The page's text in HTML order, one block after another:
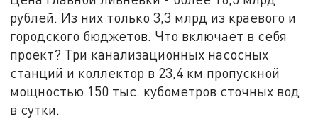
рублей. Из них только 3,3 млрд из краевого и
городского бюджетов. Что включает в себя
проект? Три канализационных насосных
станций и коллектор в 23,4 км пропускной
мощностью 150 тыс. кубометров сточных вод
в сутки.